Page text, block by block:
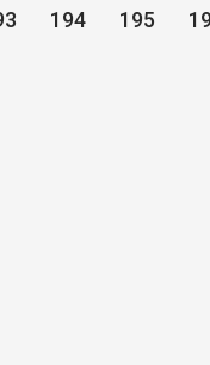
194 195